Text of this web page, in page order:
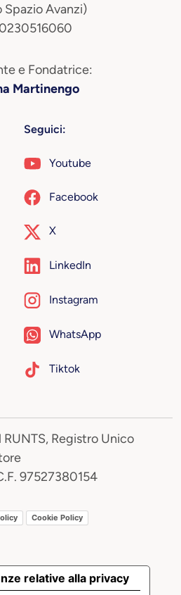
Spazio Avanzi)
e Fondatrice:
Martinengo
Seguici:
Youtube
Facebook
X
LinkedIn
Instagram
WhatsApp
Tiktok
Registro Unico
97527380154
Cookie Policy
relative alla privacy